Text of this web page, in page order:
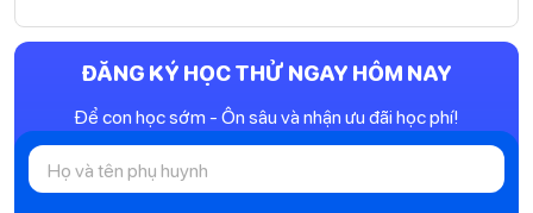
ĐĂNG KÝ HỌC THỬ NGAY HÔM NAY
Để con học sớm - Ôn sâu và nhận ưu đãi học phí!